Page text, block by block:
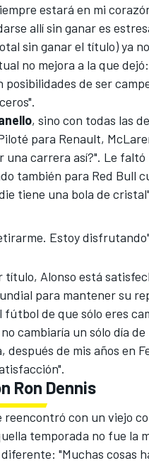
estará en mi
allí sin ganar es
sin ganar el título) ya
no mejora a la que
de ser
, sino con todas las
para Renault,
carrera así?". Le
también para Red Bull
tiene una bola de
Estoy disfrutando"
Alonso está
para mantener su
de que sólo eres
cambiaría un sólo día
de mis años en
Ron Dennis
reencontró con un viejo
temporada no fue la
"Muchas cosas